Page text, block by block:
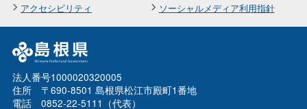
アクセシビリティ
ソーシャルメディア利用指針
法人番号1000020320005
住所 〒690-8501 島根県松江市殿町1番地
電話 0852-22-5111（代表）